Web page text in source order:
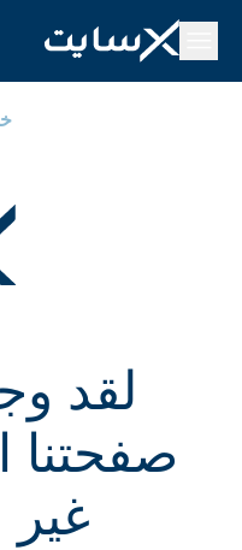
لقد
صفحتنا